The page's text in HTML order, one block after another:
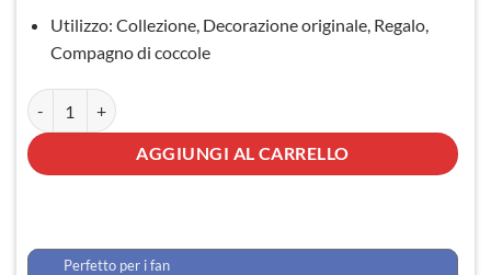
Utilizzo: Collezione, Decorazione originale, Regalo,
Compagno di coccole
Peluche Stitch Il Libro della Giungla quantità
AGGIUNGI AL CARRELLO
Perfetto per i fan